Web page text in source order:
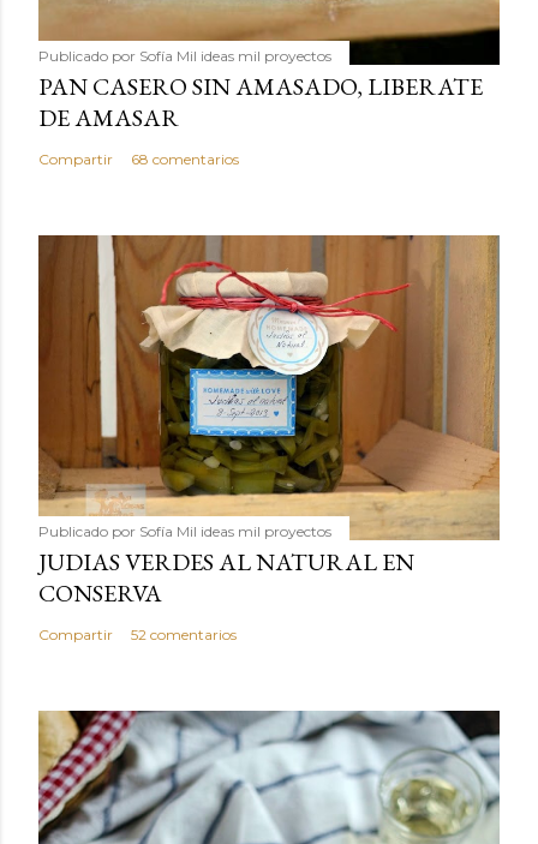
Publicado por Sofía Mil ideas mil proyectos
PAN CASERO SIN AMASADO, LIBERATE
DE AMASAR
Compartir 68 comentarios
Publicado por Sofía Mil ideas mil proyectos
JUDIAS VERDES AL NATURAL EN
CONSERVA
Compartir 52 comentarios